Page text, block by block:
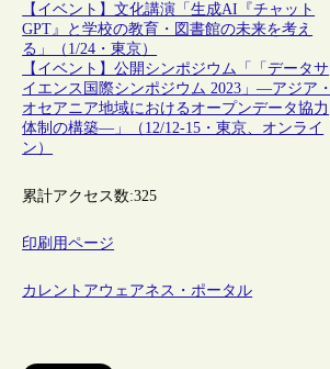
【イベント】文化講演「生成AI『チャット
GPT』と学校の教育・図書館の未来を考え
る」（1/24・東京）
【イベント】公開シンポジウム「「データサ
イエンス国際シンポジウム 2023」―アジア・
オセアニア地域におけるオープンデータ協力
体制の構築―」（12/12-15・東京、オンライ
ン）
累計アクセス数:325
印刷用ページ
カレントアウェアネス・ポータル